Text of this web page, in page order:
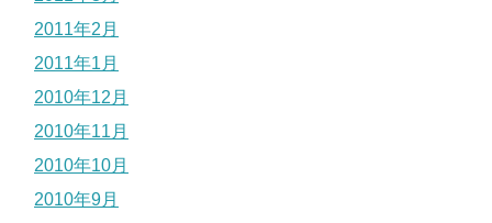
2011年2月
2011年1月
2010年12月
2010年11月
2010年10月
2010年9月